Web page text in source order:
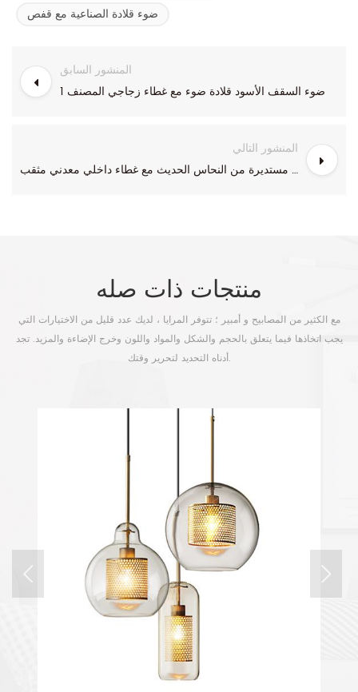
ضوء قلادة الصناعية مع قفص
المنشور السابق
1 ضوء السقف الأسود قلادة ضوء مع غطاء زجاجي المصنف
المنشور التالي
ضوء قلادة زجاجية مستديرة من النحاس الحديث مع غطاء داخلي معدني مثقب
منتجات ذات صله
مع الكثير من المصابيح و أمبير ؛ تتوفر المرايا ، لديك عدد قليل من الاختيارات التي
يجب اتخاذها فيما يتعلق بالحجم والشكل والمواد واللون وخرج الإضاءة والمزيد. تجد
أدناه التحديد لتحرير وقتك.